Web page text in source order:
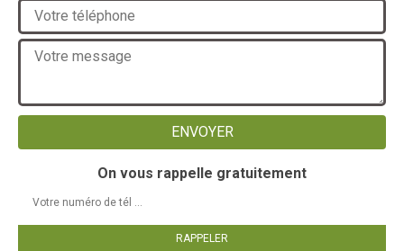
On vous rappelle gratuitement